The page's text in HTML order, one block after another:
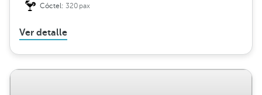
Cóctel:320pax
Ver detalle